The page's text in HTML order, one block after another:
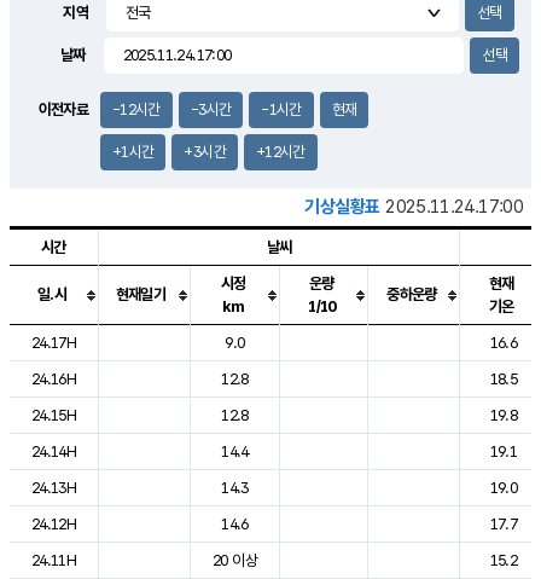
2.0m/s
지역
날짜
이전자료 -12시간 -3시간 -1시간 현재
+1시간 +3시간 +12시간
기상실황표 2025.11.24.17:00
도시별 기상실황표로 지점, 날씨, 기온, 강수, 바람, 기압등을 안내한 표입
시간 날씨
일.시 현재일기
시정
km
운량
1/10
중하운량
현재
기온
24.17H
9.0
16.6
24.16H
12.8
18.5
24.15H
12.8
19.8
24.14H
14.4
19.1
24.13H
14.3
19.0
24.12H
14.6
17.7
24.11H
20 이상
15.2